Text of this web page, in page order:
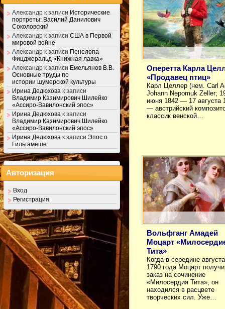
Оперетта Карла
«Продавец птиц»
Карл Целлер (нем. Carl
Johann Nepomuk Zeller;
июня 1842 — 17 августа
— австрийский
классик венской…
Вольфганг Амадей
Моцарт
Тита»
Когда в середине августа
1790 года Моцарт
заказ на сочинение
«Милосердия Тита», он
находился в расцвете
творческих сил. Уже…
Александр к записи Исторические
портреты: Василий Данилович
Соколовский
Александр к записи США в Первой
мировой войне
Александр к записи Пенелопа
Фицджеральд «Книжная лавка»
Александр к записи Емельянов В.В.
Основные труды по
истории шумерской культуры
Ирина Дедюхова к записи
Владимир Казимирович Шилейко
«Ассиро-Вавилонский эпос»
Ирина Дедюхова к записи
Владимир Казимирович Шилейко
«Ассиро-Вавилонский эпос»
Ирина Дедюхова к записи Эпос о
Гильгамеше
Авторизация
Вход
Регистрация